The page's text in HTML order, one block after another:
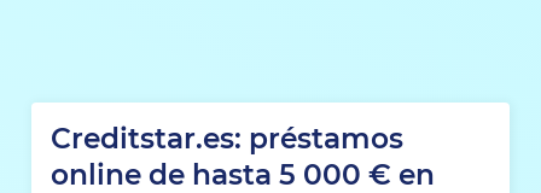
Creditstar.es: préstamos
online de hasta 5 000 € en